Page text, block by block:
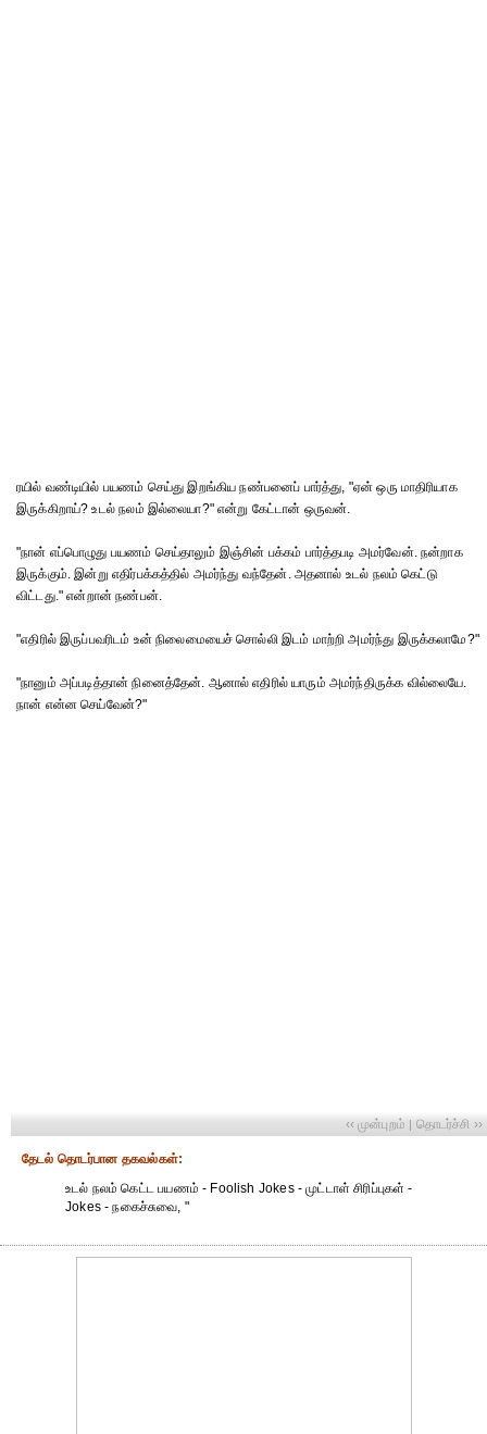
ரயில் வண்டியில் பயணம் செய்து இறங்கிய நண்பனைப் பார்த்து, "ஏன் ஒரு மாதிரியாக
இருக்கிறாய்? உடல் நலம் இல்லையா?" என்று கேட்டான் ஒருவன்.
"நான் எப்பொழுது பயணம் செய்தாலும் இஞ்சின் பக்கம் பார்த்தபடி அமர்வேன். நன்றாக
இருக்கும். இன்று எதிர்பக்கத்தில் அமர்ந்து வந்தேன். அதனால் உடல் நலம் கெட்டு
விட்டது." என்றான் நண்பன்.
"எதிரில் இருப்பவரிடம் உன் நிலைமையைச் சொல்லி இடம் மாற்றி அமர்ந்து இருக்கலாமே?"
"நானும் அப்படித்தான் நினைத்தேன். ஆனால் எதிரில் யாரும் அமர்ந்திருக்க வில்லையே.
நான் என்ன செய்வேன்?"
‹‹ முன்புறம் | தொடர்ச்சி ››
தேட‌ல் தொட‌ர்பான தகவ‌ல்க‌ள்:
உடல் நலம் கெட்ட பயணம் - Foolish Jokes - முட்டாள் சிரிப்புகள் -
Jokes - நகைச்சுவை, "